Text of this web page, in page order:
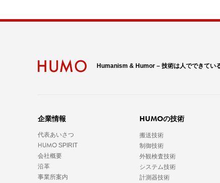
Humanism & Humor – 技術は人でできている
企業情報
代表あいさつ
HUMOSPIRIT
会社概要
沿革
事業所案内
HUMOの技術
搬送技術
制御技術
外観検査技術
システム技術
計測器技術